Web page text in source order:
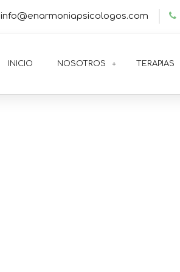
info@enarmoniapsicologos.com
INICIO NOSOTROS TERAPIAS